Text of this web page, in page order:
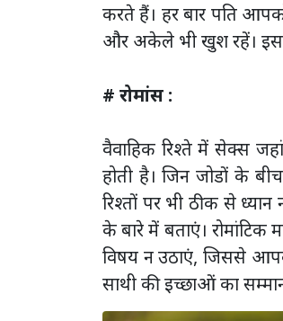
करते हैं। हर बार पति
और अकेले भी खुश रहें। इस
# रोमांस :
वैवाहिक रिश्ते में सेक्स
होती है। जिन जोडों के
रिश्तों पर भी ठीक से
के बारे में बताएं।
विषय न उठाएं, जिससे
साथी की इच्छाओं का